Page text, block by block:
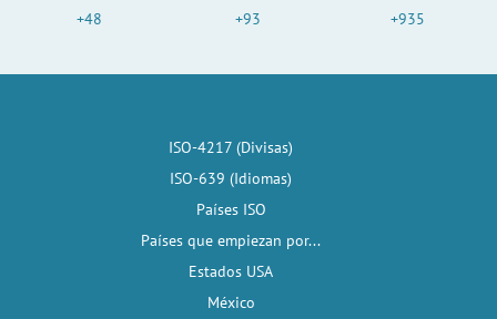
+48
+93
+935
ISO-4217 (Divisas)
ISO-639 (Idiomas)
Países ISO
Países que empiezan por...
Estados USA
México